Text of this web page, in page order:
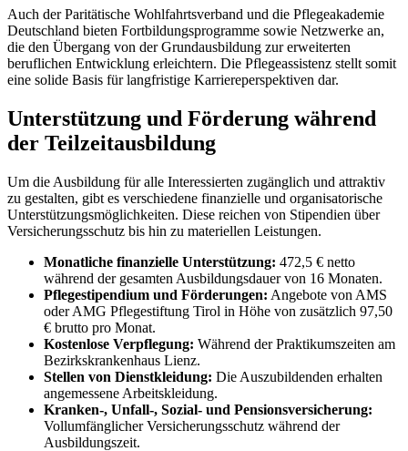
Auch der Paritätische Wohlfahrtsverband und die Pflegeakademie
Deutschland bieten Fortbildungsprogramme sowie Netzwerke an,
die den Übergang von der Grundausbildung zur erweiterten
beruflichen Entwicklung erleichtern. Die Pflegeassistenz stellt somit
eine solide Basis für langfristige Karriereperspektiven dar.
Unterstützung und Förderung während
der Teilzeitausbildung
Um die Ausbildung für alle Interessierten zugänglich und attraktiv
zu gestalten, gibt es verschiedene finanzielle und organisatorische
Unterstützungsmöglichkeiten. Diese reichen von Stipendien über
Versicherungsschutz bis hin zu materiellen Leistungen.
Monatliche finanzielle Unterstützung: 472,5 € netto
während der gesamten Ausbildungsdauer von 16 Monaten.
Pflegestipendium und Förderungen: Angebote von AMS
oder AMG Pflegestiftung Tirol in Höhe von zusätzlich 97,50
€ brutto pro Monat.
Kostenlose Verpflegung: Während der Praktikumszeiten am
Bezirkskrankenhaus Lienz.
Stellen von Dienstkleidung: Die Auszubildenden erhalten
angemessene Arbeitskleidung.
Kranken-, Unfall-, Sozial- und Pensionsversicherung:
Vollumfänglicher Versicherungsschutz während der
Ausbildungszeit.